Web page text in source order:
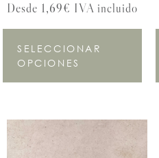
Desde 1,69€ IVA incluido
SELECCIONAR
OPCIONES